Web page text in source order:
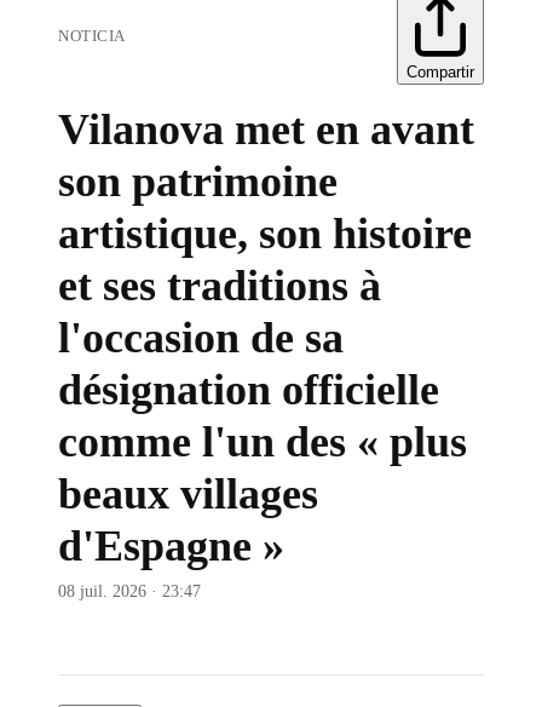
NOTICIA
Compartir
Vilanova met en avant
son patrimoine
artistique, son histoire
et ses traditions à
l'occasion de sa
désignation officielle
comme l'un des « plus
beaux villages
d'Espagne »
08 juil. 2026 · 23:47